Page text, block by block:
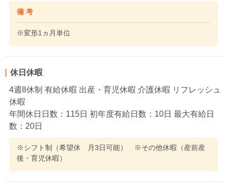
備 考
※変形1ヵ月単位
休日休暇
4週8休制 有給休暇 出産・育児休暇 介護休暇 リフレッシュ
休暇
年間休日日数：115日 初年度有給日数：10日 最大有給日
数：20日
※シフト制（希望休 月3日可能） ※その他休暇（産前産
後・育児休暇）